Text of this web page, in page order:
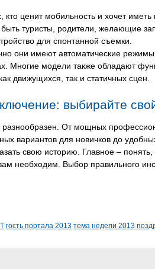
кто ценит мобильность и хочет
туристы, родители, желающие
для спонтанной съемки.
они имеют автоматические
Многие модели также обладают
движущихся, так и статичных сцен.
выбирайте
разнообразен. От мощных
вариантов для новичков до
свою историю. Главное –
необходим. Выбор правильного
гость портала 2013 тема недели 2013